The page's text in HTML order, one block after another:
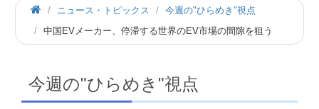
ホ
ー
ニュース・トピックス
今週の"ひらめき"視点
中国EVメーカー、停滞する世界のEV市場の間隙を狙う
今週の"ひらめき"視点